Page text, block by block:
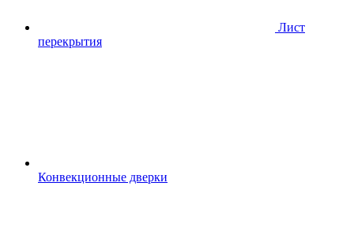
Лист
перекрытия
Конвекционные дверки